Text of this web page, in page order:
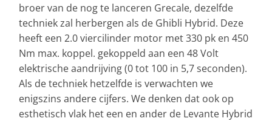
broer van de nog te lanceren Grecale, dezelfde
techniek zal herbergen als de Ghibli Hybrid. Deze
heeft een 2.0 viercilinder motor met 330 pk en 450
Nm max. koppel. gekoppeld aan een 48 Volt
elektrische aandrijving (0 tot 100 in 5,7 seconden).
Als de techniek hetzelfde is verwachten we
enigszins andere cijfers. We denken dat ook op
esthetisch vlak het een en ander de Levante Hybrid